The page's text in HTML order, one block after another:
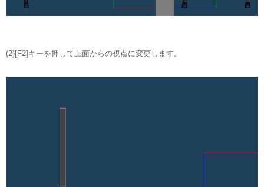
(2)[F2]キーを押して上面からの視点に変更します。